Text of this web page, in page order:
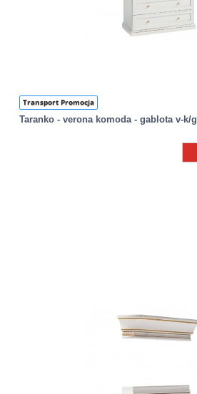
Transport Promocja
Taranko - verona komoda - gablota v-k/g